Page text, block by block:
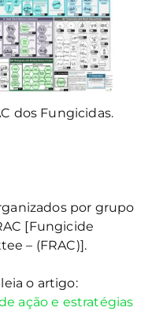
dos Fungicidas.
por grupo
[Fungicide
– (FRAC)].
o artigo:
ação e estratégias